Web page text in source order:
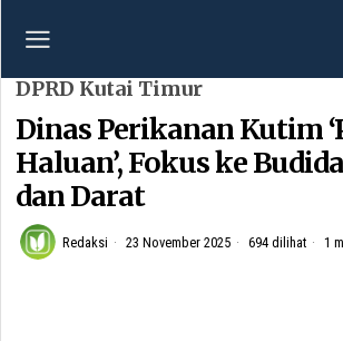
DPRD Kutai Timur
Dinas Perikanan Kutim
Haluan’, Fokus ke
dan Darat
Redaksi 23 November 2025 694 dilihat 1